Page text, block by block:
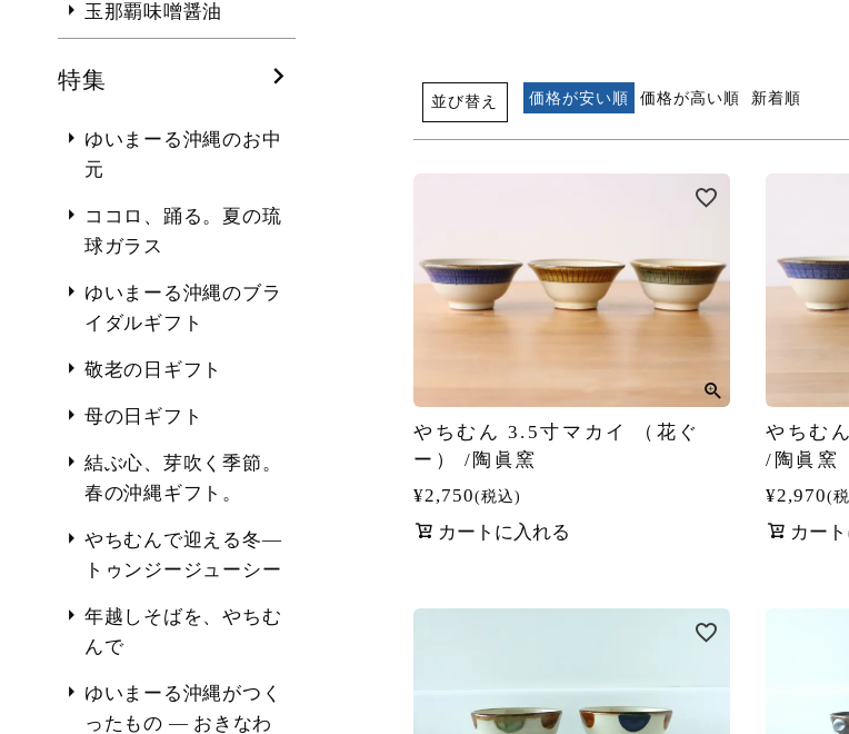
玉那覇味噌醤油
特集
ゆいまーる沖縄のお中
元
ココロ、踊る。夏の琉
球ガラス
ゆいまーる沖縄のブラ
イダルギフト
敬老の日ギフト
母の日ギフト
結ぶ心、芽吹く季節。
春の沖縄ギフト。
やちむんで迎える冬―
トゥンジージューシー
年越しそばを、やちむ
んで
ゆいまーる沖縄がつく
ったもの ― おきなわ
並び替え 価格が安い順 価格が高い順 新着順
やちむん 3.5寸マカイ （花ぐ
ー） /陶眞窯
¥2,750 税込
カートに入れる
やちむ
/陶眞窯
¥2,970
カー